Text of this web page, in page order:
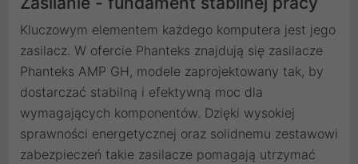
Kluczowym elementem każdego komputera jest jego
zasilacz. W ofercie Phanteks znajdują się zasilacze
Phanteks AMP GH, modele zaprojektowany tak, by
dostarczać stabilną i efektywną moc dla
wymagających komponentów. Dzięki wysokiej
sprawności energetycznej oraz solidnemu zestawowi
zabezpieczeń takie zasilacze pomagają utrzymać